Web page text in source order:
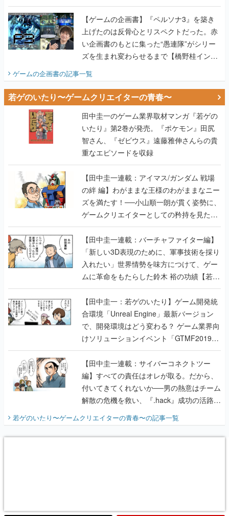
画書】
【ゲームの企画書】『ペルソナ3』を築き
上げたのは反骨心とリスペクトだった。赤
い企画書のもとに集った“愚連隊”がシリー
ズを生まれ変わらせるまで【橋野桂インタ
ゲームの企画書の記事一覧
若ゲのいたり〜ゲームクリエイターの青春〜
田中圭一のゲーム業界取材マンガ『若ゲの
いたり』第2巻が発売。『ポケモン』田尻
智さん、『ゼビウス』遠藤雅伸さんらの貴
重なエピソードを収録
【田中圭一連載：アイマス/ガンダム 戦場
の絆 編】わがままな王様のわがままなニー
ズを満たす！──小山順一朗が貫く姿勢に、
ゲームクリエイターとしての矜持を見た
【若ゲのいたり最終回】
【田中圭一連載：バーチャファイター編】
「新しい3D表現のために、軍事技術を採り
入れたい」世界情勢を味方につけて、ゲー
ムに革命をもたらした鈴木 裕の功績【若ゲ
のいたり】
【田中圭一：若ゲのいたり】ゲーム開発統
合環境「Unreal Engine」最新バージョン
で、開発環境はどう変わる？ ゲーム業界向
けソリューションイベント「GTMF2019」
に行って、より理解を深めよう【PR】
【田中圭一連載：サイバーコネクトツー
編】すべての責任はオレが取る。だから、
付いてきてくれないか──男の熱意はチーム
解散の危機を救い、『.hack』成功の活路を
『少年ジャンプ』色だった【若ゲのいた
り】
若ゲのいたり〜ゲームクリエイターの青春〜の記事一覧